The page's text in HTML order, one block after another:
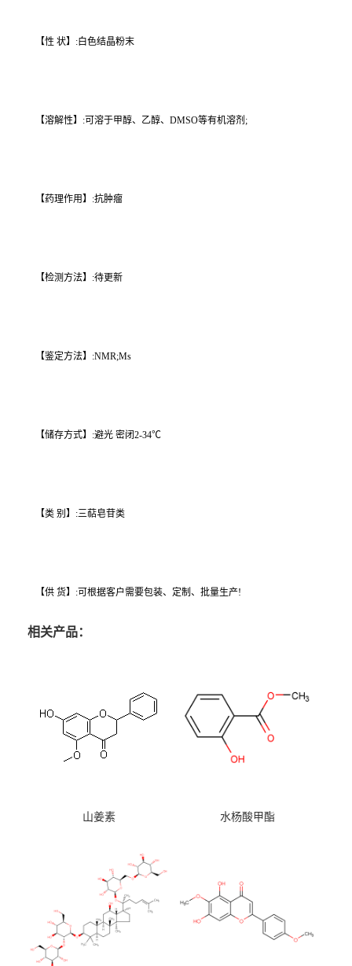
【性 状】:白色结晶粉末
【溶解性】:可溶于甲醇、乙醇、DMSO等有机溶剂;
【药理作用】:抗肿瘤
【检测方法】:待更新
【鉴定方法】:NMR;Ms
【储存方式】:避光 密闭2-34℃
【类 别】:三萜皂苷类
【供 货】:可根据客户需要包装、定制、批量生产!
相关产品：
山姜素 水杨酸甲酯